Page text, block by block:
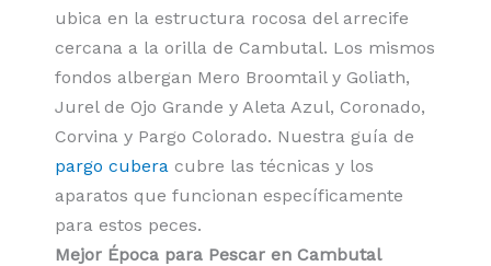
ubica en la estructura rocosa del arrecife
cercana a la orilla de Cambutal. Los mismos
fondos albergan Mero Broomtail y Goliath,
Jurel de Ojo Grande y Aleta Azul, Coronado,
Corvina y Pargo Colorado. Nuestra guía de
pargo cubera cubre las técnicas y los
aparatos que funcionan específicamente
para estos peces.
Mejor Época para Pescar en Cambutal